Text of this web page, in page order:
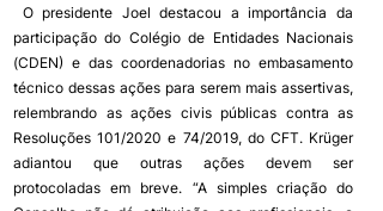
participação do Colégio de Entidades Nacionais
(CDEN) e das coordenadorias no embasamento
técnico dessas ações para serem mais assertivas,
relembrando as ações civis públicas contra as
Resoluções 101/2020 e 74/2019, do CFT. Krüger
adiantou que outras ações devem ser
protocoladas em breve. “A simples criação do